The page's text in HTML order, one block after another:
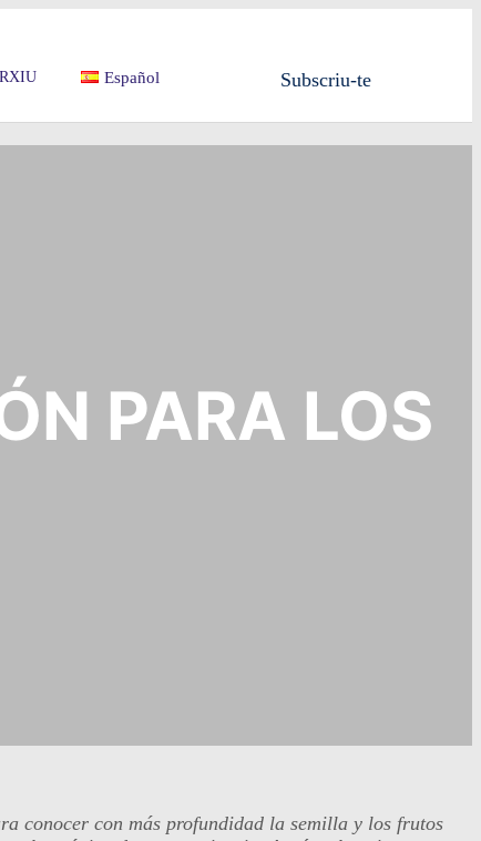
Español Subscriu-te
PARA LOS
conocer con más profundidad la semilla y los frutos